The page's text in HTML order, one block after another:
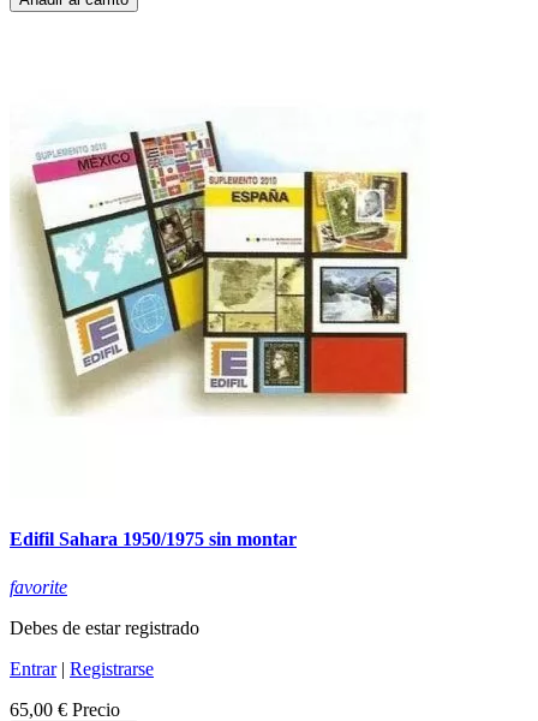
Edifil Sahara 1950/1975 sin montar
favorite
Debes de estar registrado
Entrar| Registrarse
65,00 € Precio